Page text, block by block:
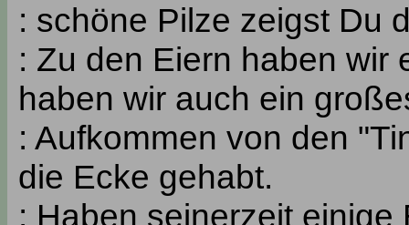
: schöne Pilze zeigst Du
: Zu den Eiern haben wir
haben wir auch ein
: Aufkommen von den
die Ecke gehabt.
: Haben seinerzeit